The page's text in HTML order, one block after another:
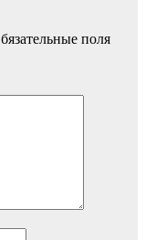
поля